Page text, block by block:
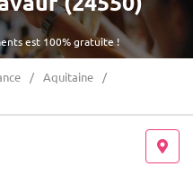
est 100% gratuite !
Aquitaine